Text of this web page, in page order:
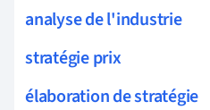
analyse de l'industrie
stratégie prix
élaboration de stratégie